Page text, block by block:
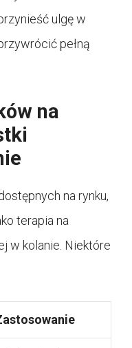
ulgę w
pełną
na
na rynku,
terapia na
w kolanie. Niektóre